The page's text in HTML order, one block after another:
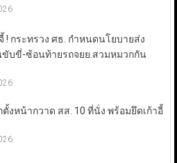
! กระทรวง ศธ. กำหนดนโยบายส่ง
ขับขี่-ซ้อนท้ายรถจยย.สวมหมวกกัน
ตั้งหน้ากวาด สส. 10 ที่นั่ง พร้อมยึดเก้าอี้